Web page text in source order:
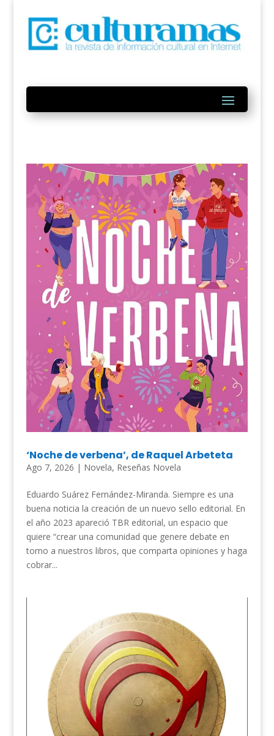
‘Noche de verbena’, de Raquel Arbeteta
Ago 7, 2026 | Novela, Reseñas Novela
Eduardo Suárez Fernández-Miranda. Siempre es una
buena noticia la creación de un nuevo sello editorial. En
el año 2023 apareció TBR editorial, un espacio que
quiere “crear una comunidad que genere debate en
torno a nuestros libros, que comparta opiniones y haga
cobrar...